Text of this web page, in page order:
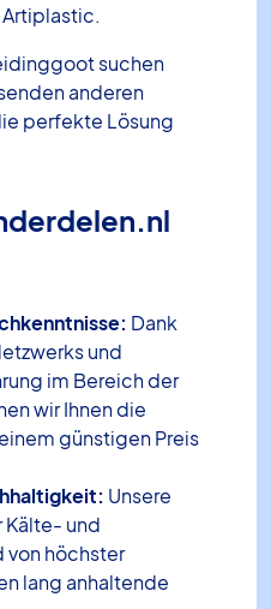
suchen
anderen
perfekte Lösung
Dank
und
im Bereich der
wir Ihnen die
günstigen Preis
Unsere
Kälte- und
von höchster
lang anhaltende